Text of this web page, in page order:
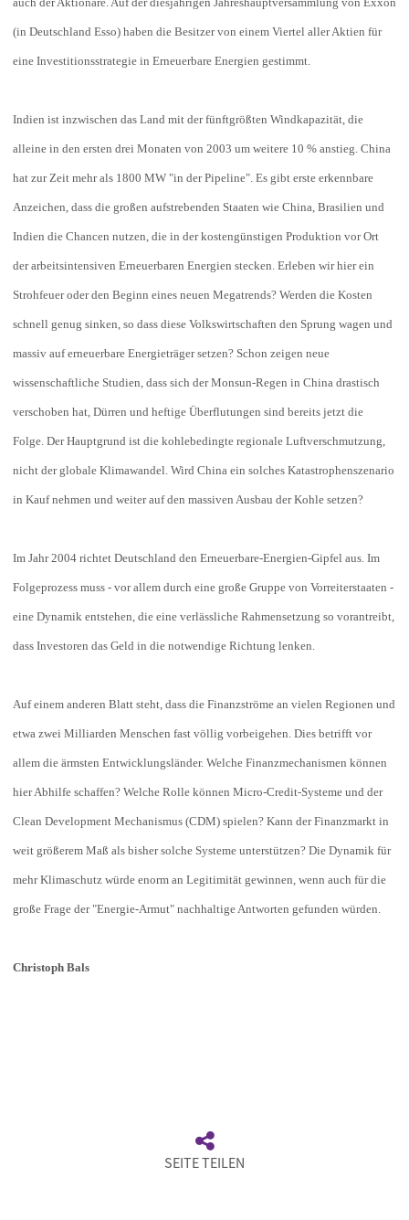
(in Deutschland Esso) haben die Besitzer von einem Viertel aller Aktien für
eine Investitionsstrategie in Erneuerbare Energien gestimmt.
Indien ist inzwischen das Land mit der fünftgrößten Windkapazität, die
alleine in den ersten drei Monaten von 2003 um weitere 10 % anstieg. China
hat zur Zeit mehr als 1800 MW "in der Pipeline". Es gibt erste erkennbare
Anzeichen, dass die großen aufstrebenden Staaten wie China, Brasilien und
Indien die Chancen nutzen, die in der kostengünstigen Produktion vor Ort
der arbeitsintensiven Erneuerbaren Energien stecken. Erleben wir hier ein
Strohfeuer oder den Beginn eines neuen Megatrends? Werden die Kosten
schnell genug sinken, so dass diese Volkswirtschaften den Sprung wagen und
massiv auf erneuerbare Energieträger setzen? Schon zeigen neue
wissenschaftliche Studien, dass sich der Monsun-Regen in China drastisch
verschoben hat, Dürren und heftige Überflutungen sind bereits jetzt die
Folge. Der Hauptgrund ist die kohlebedingte regionale Luftverschmutzung,
nicht der globale Klimawandel. Wird China ein solches Katastrophenszenario
in Kauf nehmen und weiter auf den massiven Ausbau der Kohle setzen?
Im Jahr 2004 richtet Deutschland den Erneuerbare-Energien-Gipfel aus. Im
Folgeprozess muss - vor allem durch eine große Gruppe von Vorreiterstaaten -
eine Dynamik entstehen, die eine verlässliche Rahmensetzung so vorantreibt,
dass Investoren das Geld in die notwendige Richtung lenken.
Auf einem anderen Blatt steht, dass die Finanzströme an vielen Regionen und
etwa zwei Milliarden Menschen fast völlig vorbeigehen. Dies betrifft vor
allem die ärmsten Entwicklungsländer. Welche Finanzmechanismen können
hier Abhilfe schaffen? Welche Rolle können Micro-Credit-Systeme und der
Clean Development Mechanismus (CDM) spielen? Kann der Finanzmarkt in
weit größerem Maß als bisher solche Systeme unterstützen? Die Dynamik für
mehr Klimaschutz würde enorm an Legitimität gewinnen, wenn auch für die
große Frage der "Energie-Armut" nachhaltige Antworten gefunden würden.
Christoph Bals
SEITE TEILEN